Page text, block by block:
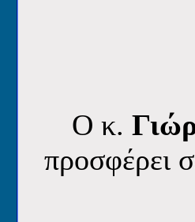
O κ.
προσφέρει